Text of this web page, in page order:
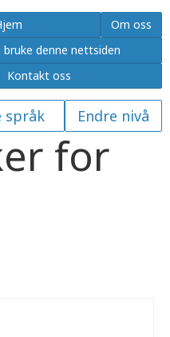
Om oss
bruke denne nettsiden
Kontakt oss
for